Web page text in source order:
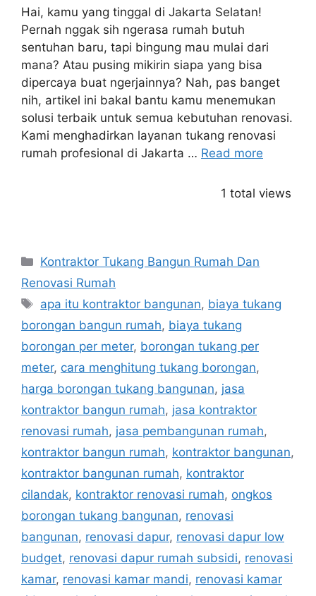
Hai, kamu yang tinggal di Jakarta Selatan!
Pernah nggak sih ngerasa rumah butuh
sentuhan baru, tapi bingung mau mulai dari
mana? Atau pusing mikirin siapa yang bisa
dipercaya buat ngerjainnya? Nah, pas banget
nih, artikel ini bakal bantu kamu menemukan
solusi terbaik untuk semua kebutuhan renovasi.
Kami menghadirkan layanan tukang renovasi
rumah profesional di Jakarta … Read more
1 total views
Categories
Kontraktor Tukang Bangun Rumah Dan
Renovasi Rumah
Tags
apa itu kontraktor bangunan, biaya tukang
borongan bangun rumah, biaya tukang
borongan per meter, borongan tukang per
meter, cara menghitung tukang borongan,
harga borongan tukang bangunan, jasa
kontraktor bangun rumah, jasa kontraktor
renovasi rumah, jasa pembangunan rumah,
kontraktor bangun rumah, kontraktor bangunan,
kontraktor bangunan rumah, kontraktor
cilandak, kontraktor renovasi rumah, ongkos
borongan tukang bangunan, renovasi
bangunan, renovasi dapur, renovasi dapur low
budget, renovasi dapur rumah subsidi, renovasi
kamar, renovasi kamar mandi, renovasi kamar